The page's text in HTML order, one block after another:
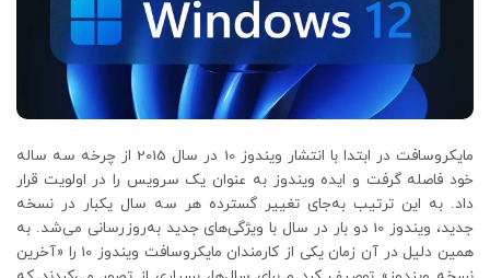
مایکروسافت در ابتدا با انتشار ویندوز 10 در سال 2015 از چرخه سه ساله
خود فاصله گرفت و ایده ویندوز به عنوان یک سرویس را در اولویت قرار
داد. به این ترتیب به‌جای تغییر گسترده هر سه سال یکبار در نسخه
جدید، ویندوز 10 دو بار در سال با ویژگی‌های جدید به‌روزرسانی می‌شد. به
همین دلیل در آن زمان یکی از کارمندان مایکروسافت ویندوز 10 را «آخرین